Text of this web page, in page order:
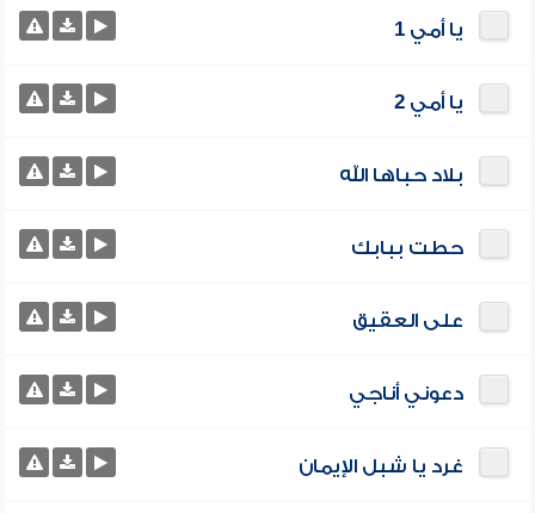
يا أمي 1
يا أمي 2
بلاد حباها الله
حطت ببابك
على العقيق
دعوني أناجي
غرد يا شبل الإيمان